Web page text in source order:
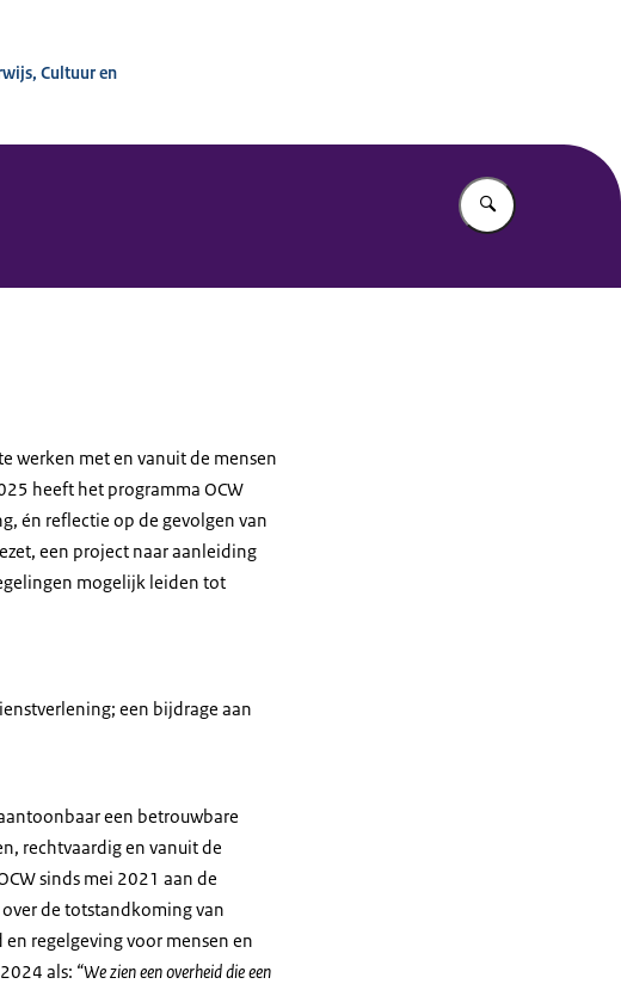
Cultuur en
Vul in wat u
werken met en vanuit de mensen
heeft het programma OCW
én reflectie op de gevolgen van
een project naar aanleiding
mogelijk leiden tot
een bijdrage aan
een betrouwbare
rechtvaardig en vanuit de
sinds mei 2021 aan de
de totstandkoming van
regelgeving voor mensen en
als: “We zien een overheid die een